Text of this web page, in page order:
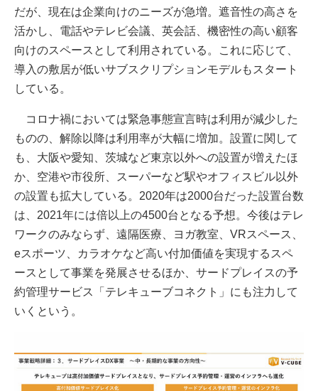
だが、現在は企業向けのニーズが急増。遮音性の高さを
活かし、電話やテレビ会議、英会話、機密性の高い顧客
向けのスペースとして利用されている。これに応じて、
導入の敷居が低いサブスクリプションモデルもスタート
している。
コロナ禍においては緊急事態宣言時は利用が減少した
ものの、解除以降は利用率が大幅に増加。設置に関して
も、大阪や愛知、茨城など東京以外への設置が増えたほ
か、空港や市役所、スーパーなど駅やオフィスビル以外
の設置も拡大している。2020年は2000台だった設置台数
は、2021年には倍以上の4500台となる予想。今後はテレ
ワークのみならず、遠隔医療、ヨガ教室、VRスペース、
eスポーツ、カラオケなど高い付加価値を実現するスペ
ースとして事業を発展させるほか、サードプレイスの予
約管理サービス「テレキューブコネクト」にも注力して
いくという。